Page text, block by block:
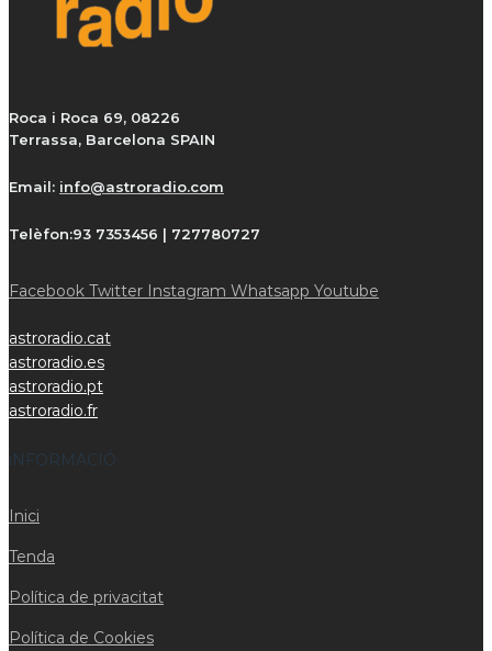
Roca i Roca 69, 08226
Terrassa, Barcelona SPAIN
Email: info@astroradio.com
Telèfon:93 7353456 | 727780727
Facebook Twitter Instagram Whatsapp Youtube
astroradio.cat
astroradio.es
astroradio.pt
astroradio.fr
iNFORMACIÓ
Inici
Tenda
Política de privacitat
Política de Cookies